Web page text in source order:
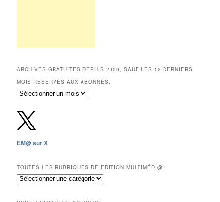
ARCHIVES GRATUITES DEPUIS 2009, SAUF LES 12 DERNIERS
MOIS RÉSERVÉS AUX ABONNÉS.
Archives
depuis
2009,
sauf
les
mois
réservés
aux
EM@ sur X
TOUTES LES RUBRIQUES DE EDITION MULTIMÉDI@
Toutes